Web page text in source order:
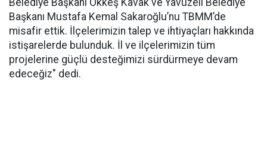
Belediye Başkanı Ökkeş Kavak ve Yavuzeli Belediye
Başkanı Mustafa Kemal Sakaroğlu’nu TBMM’de
misafir ettik. İlçelerimizin talep ve ihtiyaçları hakkında
istişarelerde bulunduk. İl ve ilçelerimizin tüm
projelerine güçlü desteğimizi sürdürmeye devam
edeceğiz" dedi.